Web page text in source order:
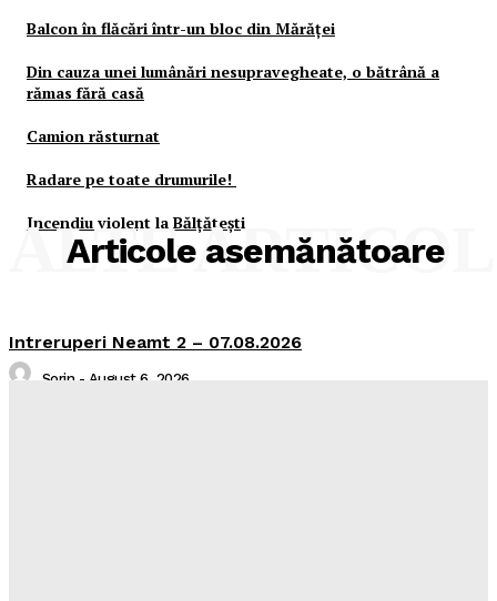
Balcon în flăcări într-un bloc din Mărăţei
Din cauza unei lumânări nesupravegheate, o bătrână a
rămas fără casă
Camion răsturnat
Radare pe toate drumurile!
Incendiu violent la Bălţăteşti
Articole asemănătoare
ALTE
Intreruperi Neamt 2 – 07.08.2026
Sorin - August 6, 2026